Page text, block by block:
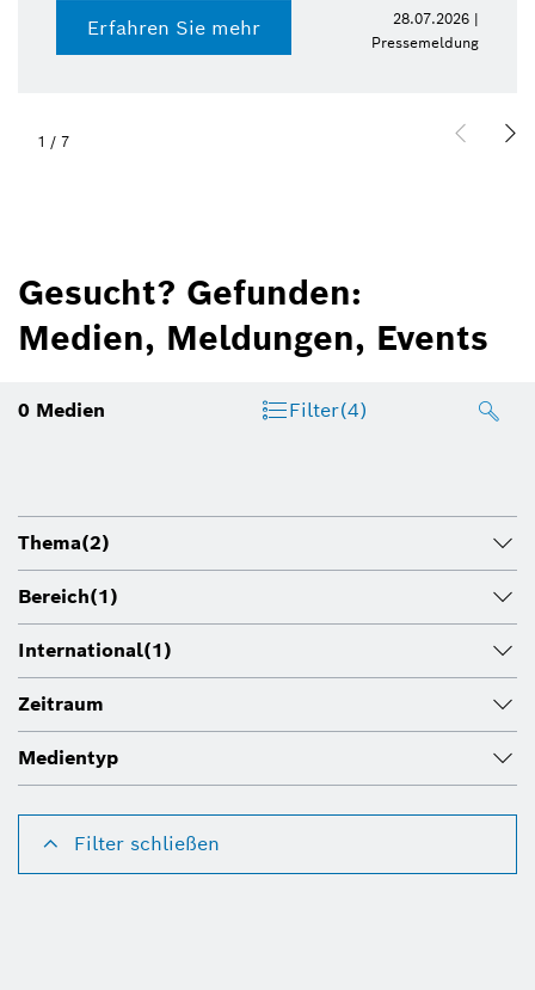
Erfahren Sie mehr
28.07.2026 |
Pressemeldung
1 / 7
Gesucht? Gefunden:
Medien, Meldungen, Events
0 Medien Filter(4)
Thema(2)
Bereich(1)
International(1)
Zeitraum
Medientyp
Filter schließen